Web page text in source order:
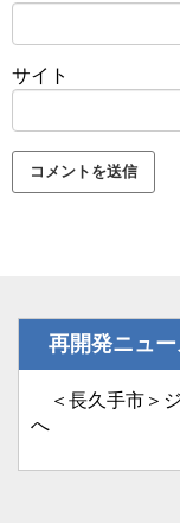
サイト
再開発ニュー
＜長久手市＞
へ